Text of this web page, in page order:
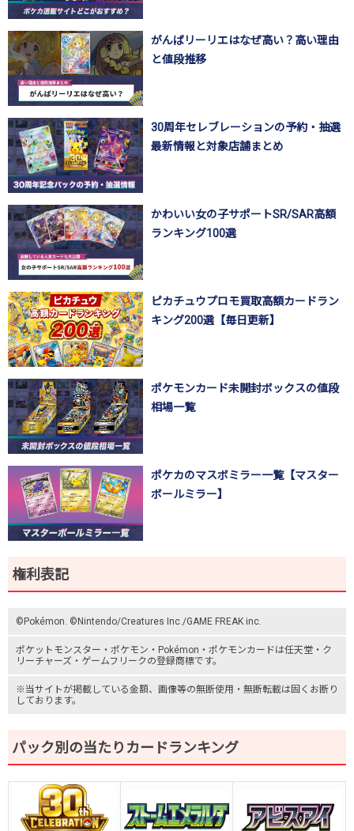
がんばリーリエはなぜ高い？高い理由
と値段推移
30周年セレブレーションの予約・抽選
最新情報と対象店舗まとめ
かわいい女の子サポートSR/SAR高額
ランキング100選
ピカチュウプロモ買取高額カードラン
キング200選【毎日更新】
ポケモンカード未開封ボックスの値段
相場一覧
ポケカのマスボミラー一覧【マスター
ボールミラー】
権利表記
©Pokémon. ©Nintendo/Creatures Inc./GAME FREAK inc.
ポケットモンスター ・ポケモン・Pokémon・ ポケモンカードは任天堂・ ク
リーチャーズ ・ ゲームフリークの登録商標です。
※当サイトが掲載している金額、画像等の無断使用・無断転載は固くお断り
しております。
パック別の当たりカードランキング